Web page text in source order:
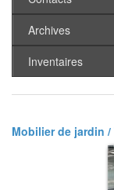
Archives
Inventaires
Mobilier de jardin /